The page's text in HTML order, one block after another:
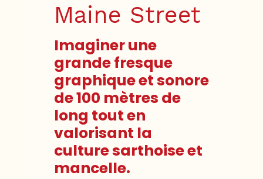
Maine Street
Imaginer une
grande fresque
graphique et sonore
de 100 mètres de
long tout en
valorisant la
culture sarthoise et
mancelle.